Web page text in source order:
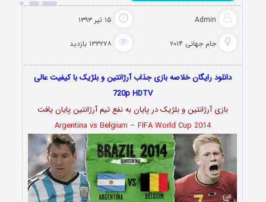
Admin ۱۵ تیر ۱۳۹۳
جام جهانی ۲۰۱۴ ۱۳۳۲۷۸ بازدید
دانلود رایگان خلاصه بازی جذاب آرژانتین و بلژیک با کیفیت عالی
720p HDTV
بازی آرژانتین و بلژیک در پایان به نفع تیم آرژانتین پایان یافت
Argentina vs Belgium – FIFA World Cup 2014